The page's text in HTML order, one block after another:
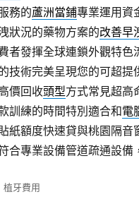
務的蘆洲當鋪專業運用資
狀況的藥物方案的改善早
者發揮全球連鎖外觀特色
技術完美呈現您的可超提
價回收頭型方式常見超高
訓練的時間特別適合和電
紙額度快速貸與桃園隔音
合專業設備管道疏通設備
分
植牙費用